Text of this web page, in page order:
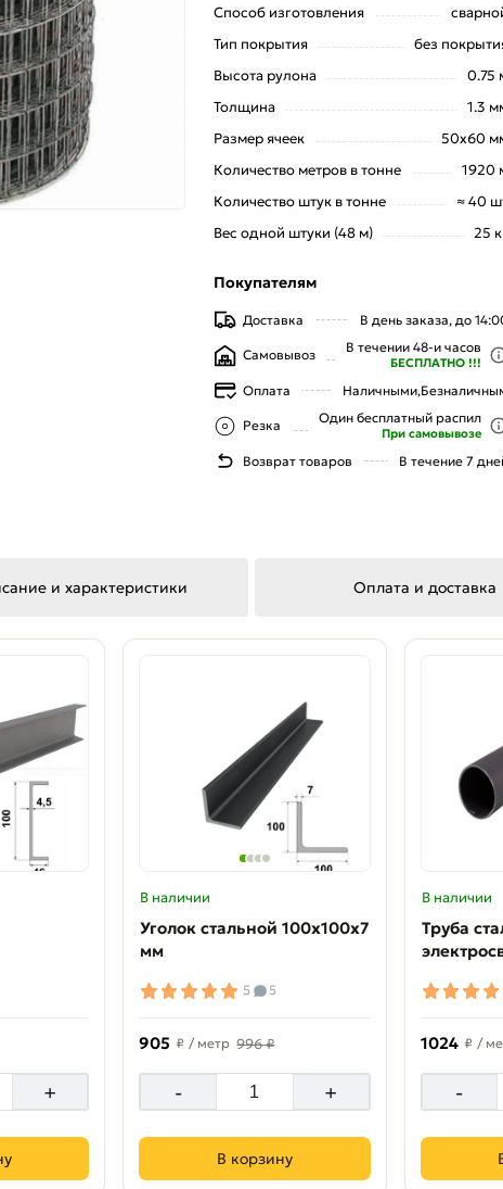
Способ изготовления
Тип покрытия
без
Высота рулона
0.75
Толщина
1.3
Размер ячеек
50х60
Количество метров в тонне
1920
Количество штук в тонне
≈ 40
Вес одной штуки (48 м)
25
Покупателям
Доставка В день заказа, до
Самовывоз В течении 48-и часов
БЕСПЛАТНО !!!
Оплата Наличными,
Резка Один бесплатный распил
При самовывозе
Возврат товаров В течение 7
и характеристики Оплата и доставка
+
В наличии
Уголок стальной 100х100х7
мм
5 5
905 ₽ / метр 996 ₽
- +
В корзину
В наличии
Труба
1024 ₽ /
-